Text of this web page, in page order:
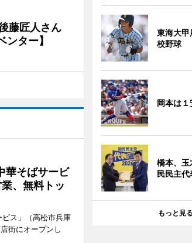
藤匠人さん
ター】
華そばサービ
、無料トッ
ス」（高松市兵庫
街にオープンし
東海大
校野球
岡本は
橋本、
民民主代
もっと見る